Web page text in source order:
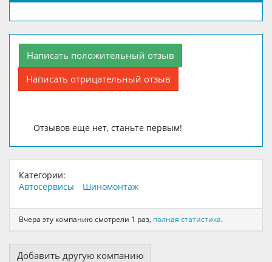
Написать положительный отзыв
Написать отрицательный отзыв
Отзывов еще нет, станьте первым!
Категории:
Автосервисы
Шиномонтаж
Вчера эту компанию смотрели 1 раз, полная статистика.
Добавить другую компанию